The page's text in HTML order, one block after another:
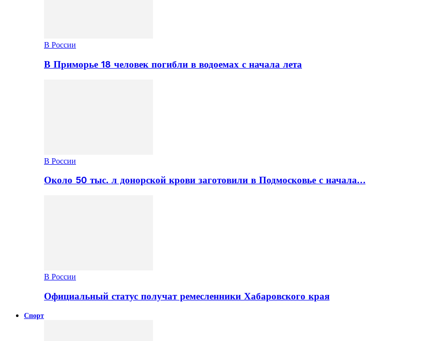
В России
В Приморье 18 человек погибли в водоемах с начала лета
В России
Около 50 тыс. л донорской крови заготовили в Подмосковье с начала…
В России
Официальный статус получат ремесленники Хабаровского края
Спорт